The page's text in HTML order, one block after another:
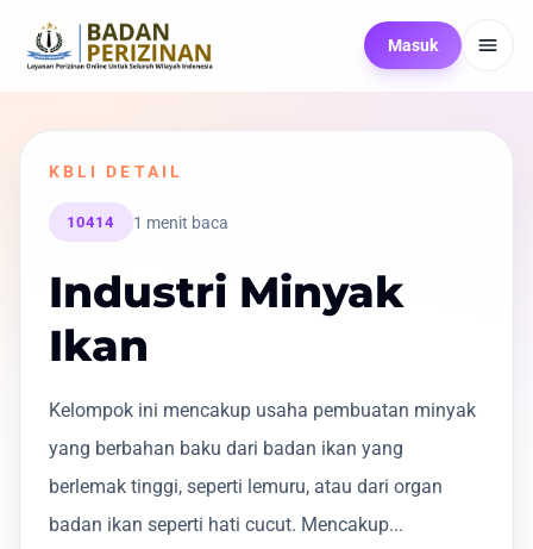
Masuk
KBLI DETAIL
10414 1 menit baca
Industri Minyak
Ikan
Kelompok ini mencakup usaha pembuatan minyak
yang berbahan baku dari badan ikan yang
berlemak tinggi, seperti lemuru, atau dari organ
badan ikan seperti hati cucut. Mencakup...